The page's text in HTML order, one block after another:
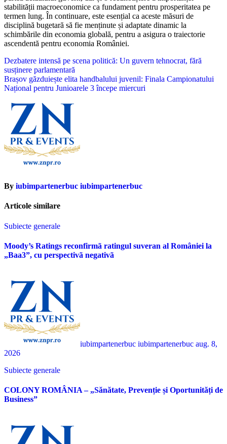
stabilității macroeconomice ca fundament pentru prosperitatea pe
termen lung. În continuare, este esențial ca aceste măsuri de
disciplină bugetară să fie menținute și adaptate dinamic la
schimbările din economia globală, pentru a asigura o traiectorie
ascendentă pentru economia României.
Navigare
în
articole
Dezbatere intensă pe scena politică: Un guvern tehnocrat, fără
susținere parlamentară
Brașov găzduiește elita handbalului juvenil: Finala Campionatului
Național pentru Junioarele 3 începe miercuri
By iubimpartenerbuc iubimpartenerbuc
Articole similare
Subiecte generale
Moody’s Ratings reconfirmã ratingul suveran al României la
„Baa3”, cu perspectivã negativã
iubimpartenerbuc iubimpartenerbuc aug. 8,
2026
Subiecte generale
COLONY ROMÂNIA – „Sănătate, Prevenție și Oportunități de
Business”